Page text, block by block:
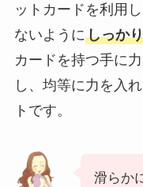
ットカードを利用
ないようにしっか
カードを持つ手に
し、均等に力を入
トです。
滑らか